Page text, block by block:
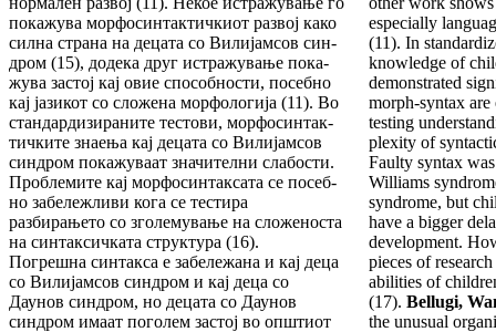
по­ка­жува морфо­син­тактичкиот раз­вој како
сил­на страна на децата со Вилијамсов син­
дром (15), додека друг истражување пока­
жу­ва застој кај овие способ­ности, посебно
кај јазикот со сло­же­на морфо­ло­ги­ја (11). Во
стан­дар­ди­зи­ра­ните тестови, мор­фосинтак­
тич­ките знае­­ња кај децата со Вилијамсов
синдром по­ка­жу­ваат зна­чителни слабос­ти.
Проблемите кај мор­фо­син­таксата се посеб­
но забележливи кога се тес­тира
разбирањето со зголемување на сло­же­носта
на синтаксичката струк­тура (16).
Погрешна синтакса е забележана и кај деца
со Вилијамсов синдром и кај деца со
Даунов син­дром, но децата со Дау­нов
синдром имаат пого­лем застој во општиот
especially
(11). In
knowl­edge of
demon­strated
morph-syntax
testing
plexity of
Faulty syntax
Williams
syndrome, but
have a bigger
develop­ment.
pieces of
abilities of
(17). Bellugi,
the unusual